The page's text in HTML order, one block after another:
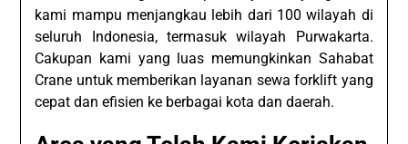
kami mampu menjangkau lebih dari 100 wilayah di
seluruh Indonesia, termasuk wilayah Purwakarta.
Cakupan kami yang luas memungkinkan Sahabat
Crane untuk memberikan layanan sewa forklift yang
cepat dan efisien ke berbagai kota dan daerah.